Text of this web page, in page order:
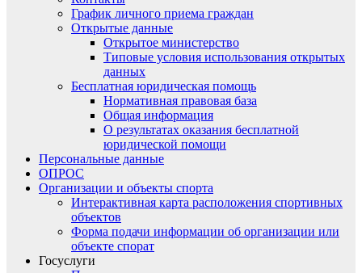
График личного приема граждан
Открытые данные
Открытое министерство
Типовые условия использования открытых
данных
Бесплатная юридическая помощь
Нормативная правовая база
Общая информация
О результатах оказания бесплатной
юридической помощи
Персональные данные
ОПРОС
Организации и объекты спорта
Интерактивная карта расположения спортивных
объектов
Форма подачи информации об организации или
объекте спорат
Госуслуги